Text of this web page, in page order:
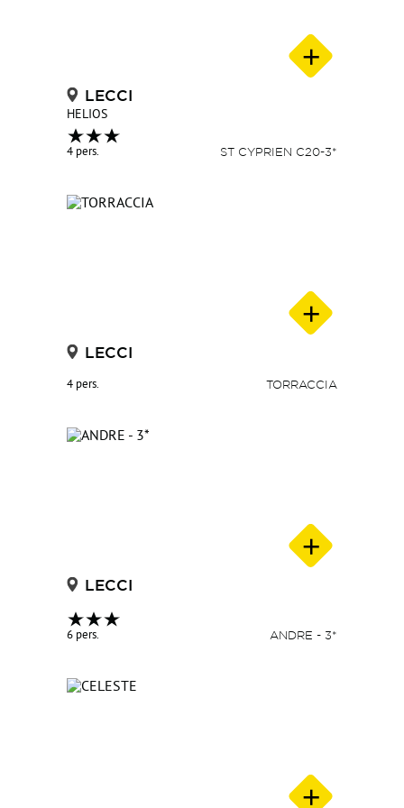
LECCI
HELIOS
4 pers. ST CYPRIEN C20-3*
LECCI
4 pers. TORRACCIA
LECCI
6 pers. ANDRE - 3*